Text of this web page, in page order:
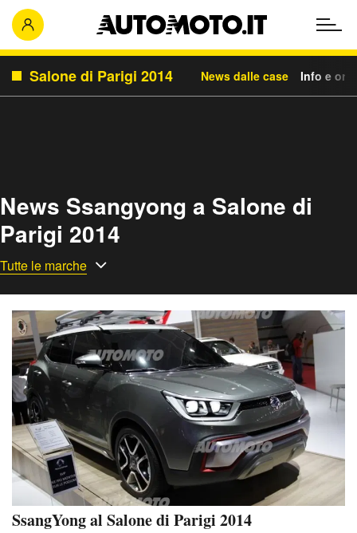
Salone di Parigi 2014 News dalle case Info e
News Ssangyong a Salone di
Parigi 2014
Tutte le marche
SsangYong al Salone di Parigi 2014